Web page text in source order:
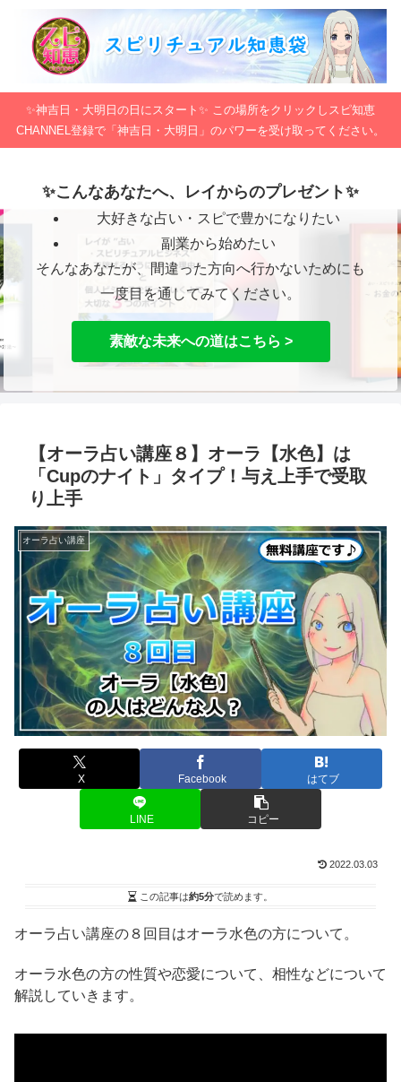
✨神吉日・大明日の日にスタート✨ この場所をクリックしスピ知恵
CHANNEL登録で「神吉日・大明日」のパワーを受け取ってください。
✨こんなあなたへ、レイからのプレゼント✨
大好きな占い・スピで豊かになりたい
副業から始めたい
そんなあなたが、間違った方向へ行かないためにも
一度目を通してみてください。
素敵な未来への道はこちら >
【オーラ占い講座８】オーラ【水色】は
「Cupのナイト」タイプ！与え上手で受取
り上手
オーラ占い講座
X Facebook はてブ
LINE コピー
2022.03.03
この記事は約5分で読めます。
オーラ占い講座の８回目はオーラ水色の方について。
オーラ水色の方の性質や恋愛について、相性などについて
解説していきます。